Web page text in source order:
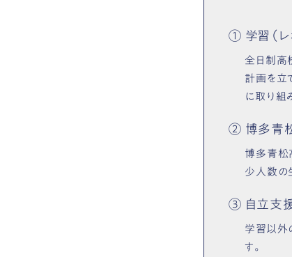
① 学習（レ
全日制高
計画を立
に取り組
② 博多青松
博多青松
少人数の
③ 自立支
学習以外
す。